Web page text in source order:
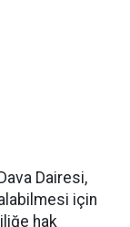
Dairesi,
için
hak